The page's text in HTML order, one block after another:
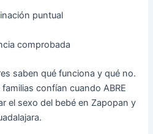
puntual
comprobada
saben qué funciona y qué no.
confían cuando ABRE
el sexo del bebé en Zapopan y